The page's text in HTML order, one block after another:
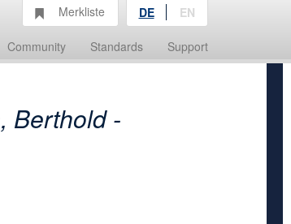
Community Standards Support
Merkliste DE EN
Berthold -